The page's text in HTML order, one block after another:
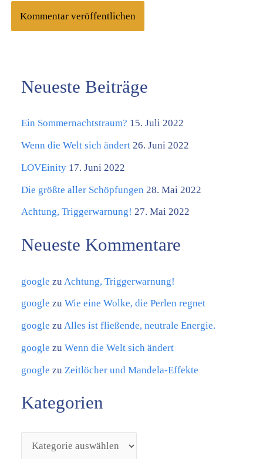
Neueste Beiträge
Ein Sommernachtstraum? 15. Juli 2022
Wenn die Welt sich ändert 26. Juni 2022
LOVEinity 17. Juni 2022
Die größte aller Schöpfungen 28. Mai 2022
Achtung, Triggerwarnung! 27. Mai 2022
Neueste Kommentare
google zu Achtung, Triggerwarnung!
google zuWie eine Wolke, die Perlen regnet
google zuAlles ist fließende, neutrale Energie.
google zuWenn die Welt sich ändert
google zu Zeitlöcher und Mandela-Effekte
Kategorien
K
t
e
g
o
e